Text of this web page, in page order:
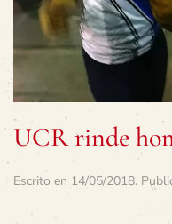
UCR rinde
Escrito en 14/05/2018.